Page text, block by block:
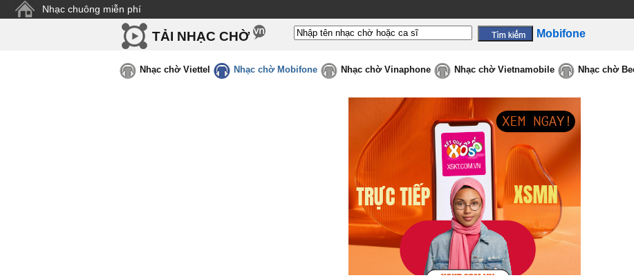
Nhạc chuông miễn phí
TẢI NHẠC CHỜ Mobifone
Nhạc chờ Viettel Nhạc chờ Mobifone Nhạc chờ Vinaphone Nhạc chờ Vietnamobile Nhạc chờ